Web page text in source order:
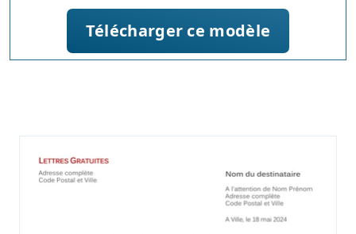
Télécharger ce modèle